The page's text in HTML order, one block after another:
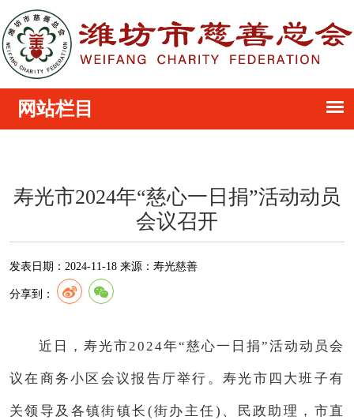
寿光市2024年“慈心一日捐”活动动员
会议召开
发表日期： 2024-11-18 来源： 寿光慈善
分享到：
近日，寿光市2024年“慈心一日捐”活动动员会
议在商务小区会议报告厅举行。寿光市四大班子有
关领导及各镇街镇长(街办主任)、民政助理，市直